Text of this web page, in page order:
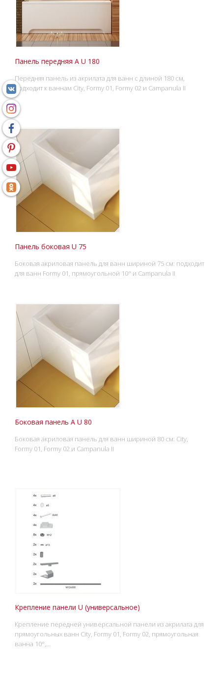
Панель передняя A U 180
Передняя панель из акрилата для ванн с длиной 180 cм,
подходит к ваннам City, Formy 01, Formy 02 и Campanula II
Панель боковая U 75
Боковая акриловая панель для ванн шириной 75 см: подходит
для ванн Formy 01, прямоугольной 10° и Campanula II
Боковая панель A U 80
Боковая акриловая панель для ванн шириной 80 см: City,
Formy 01, Formy 02 и Campanula II
Крепление панели U (универсальное)
Крепление передней универсальной панели из акрилата для
прямоугольных ванн City, Formy 01, Formy 02, прямоугольная
ванна 10°,…